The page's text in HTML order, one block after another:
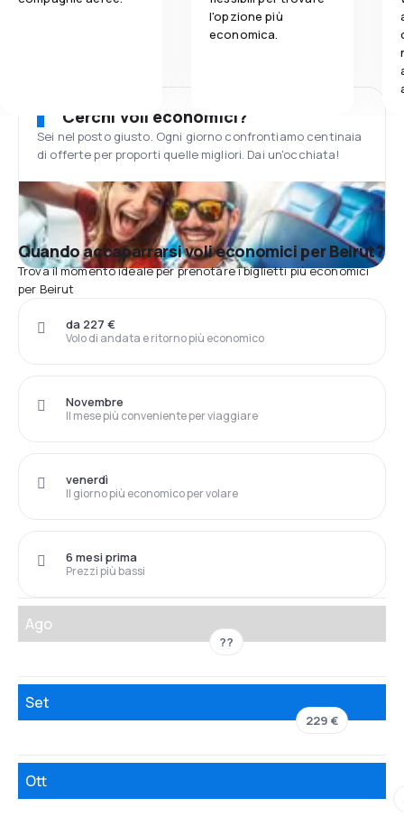
l'opzione più
economica.
Cerchi voli economici?
Sei nel posto giusto. Ogni giorno confrontiamo centinaia
di offerte per proporti quelle migliori. Dai un'occhiata!
Quando accaparrarsi voli economici per Beirut?
Trova il momento ideale per prenotare i biglietti più economici
per Beirut
Volo di andata e ritorno più economico
da 227 €
Il mese più conveniente per viaggiare
Novembre
Il giorno più economico per volare
venerdì
Prezzi più bassi
6 mesi prima
Ago
??
Set
229 €
Ott